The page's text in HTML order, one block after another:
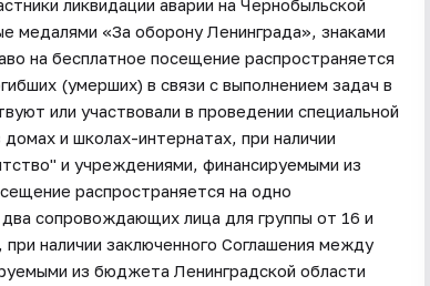
ликвидации аварии на Чернобыльской
медалями «За оборону Ленинграда», знаками
на бесплатное посещение распространяется
(умерших) в связи с выполнением задач в
или участвовали в проведении специальной
и школах-интернатах, при наличии
и учреждениями, финансируемыми из
распространяется на одно
сопровождающих лица для группы от 16 и
наличии заключенного Соглашения между
из бюджета Ленинградской области